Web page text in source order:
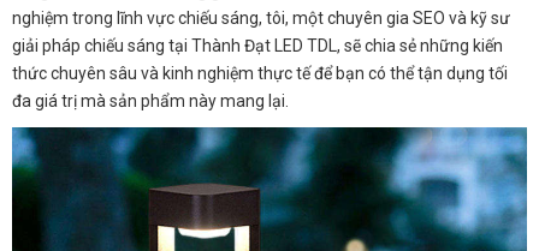
nghiệm trong lĩnh vực chiếu sáng, tôi, một chuyên gia SEO và kỹ sư
giải pháp chiếu sáng tại Thành Đạt LED TDL, sẽ chia sẻ những kiến
thức chuyên sâu và kinh nghiệm thực tế để bạn có thể tận dụng tối
đa giá trị mà sản phẩm này mang lại.